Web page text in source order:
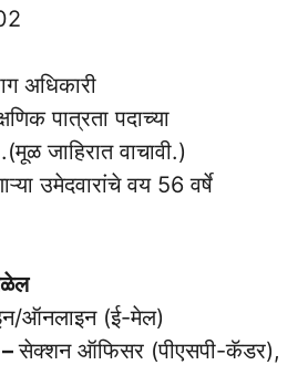
अधिकारी
पात्रता पदाच्या
जाहिरात वाचावी.)
उमेदवारांचे वय 56 वर्षे
ऑनलाइन (ई-मेल)
–सेक्शन ऑफिसर (पीएसपी-कॅडर),